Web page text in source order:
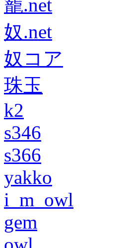
籠.net
奴.net
奴コア
珠玉
k2
s346
s366
yakko
i_m_owl
gem